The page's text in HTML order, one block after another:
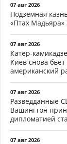
07 авг 2026
Подземная
«Птах Мадьяра»
07 авг 2026
Катер-
Киев снова
американский
07 авг 2026
Разведданные
Вашингтон
дипломатией
07 авг 2026